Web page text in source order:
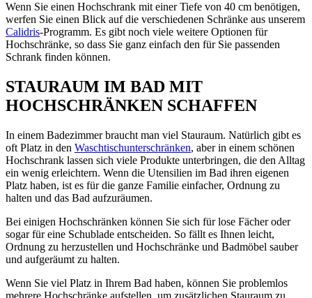
Wenn Sie einen Hochschrank mit einer Tiefe von 40 cm benötigen,
werfen Sie einen Blick auf die verschiedenen Schränke aus unserem
Calidris-Programm. Es gibt noch viele weitere Optionen für
Hochschränke, so dass Sie ganz einfach den für Sie passenden
Schrank finden können.
STAURAUM IM BAD MIT
HOCHSCHRÄNKEN SCHAFFEN
In einem Badezimmer braucht man viel Stauraum. Natürlich gibt es
oft Platz in den Waschtischunterschränken, aber in einem schönen
Hochschrank lassen sich viele Produkte unterbringen, die den Alltag
ein wenig erleichtern. Wenn die Utensilien im Bad ihren eigenen
Platz haben, ist es für die ganze Familie einfacher, Ordnung zu
halten und das Bad aufzuräumen.
Bei einigen Hochschränken können Sie sich für lose Fächer oder
sogar für eine Schublade entscheiden. So fällt es Ihnen leicht,
Ordnung zu herzustellen und Hochschränke und Badmöbel sauber
und aufgeräumt zu halten.
Wenn Sie viel Platz in Ihrem Bad haben, können Sie problemlos
mehrere Hochschränke aufstellen, um zusätzlichen Stauraum zu